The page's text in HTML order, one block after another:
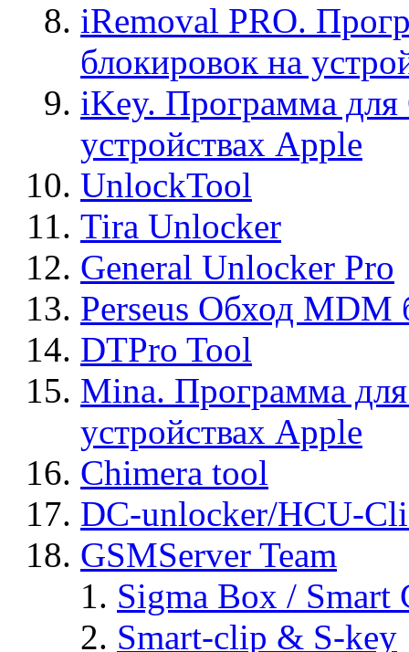
iRemoval PRO.
блокировок на
iKey. Программа для
устройствах Apple
UnlockTool
Tira Unlocker
General Unlocker Pro
Perseus Обход MDM
DTPro Tool
Mina. Программа
устройствах Apple
Chimera tool
DC-unlocker/HCU-
GSMServer Team
Sigma Box / Smart
Smart-clip & S-key